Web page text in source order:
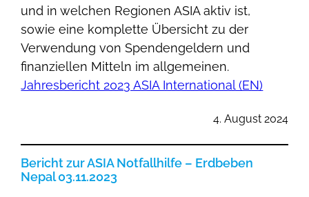
und in welchen Regionen ASIA aktiv ist,
sowie eine komplette Übersicht zu der
Verwendung von Spendengeldern und
finanziellen Mitteln im allgemeinen.
Jahresbericht 2023 ASIA International (EN)
4. August 2024
Bericht zur ASIA Notfallhilfe – Erdbeben
Nepal 03.11.2023